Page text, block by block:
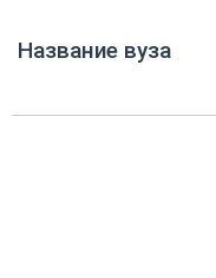
Название вуза